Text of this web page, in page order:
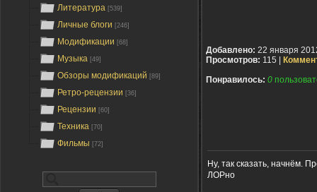
Литература [539]
Личные блоги [246]
Модификации [68]
Музыка [49]
Обзоры модификаций [89]
Ретро-рецензии [36]
Рецензии [60]
Техника [70]
Фильмы [72]
Добавлено: 22 января
Просмотров: 115 |
Понравилось: 0
Ну, так сказать, начнём.
ЛОРно